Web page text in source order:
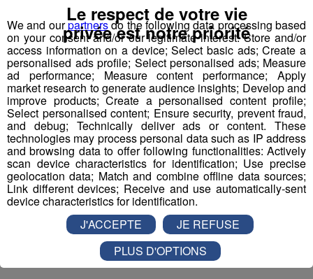
un habitant de la Manche, en Normandie, a reconnu son
bien : il avait en fait acheté ce vélo à un internaute, et
s’inquiétait de ne pas l’avoir reçu.
Il compte bien le récupérer le 21 juillet prochain, quand il
viendra à Albertville assister à l’étape du Tour de France.
Bernard Hinault lui-même pourrait bien lui remettre.
Reste à savoir comment un colis de la taille d’un vélo a
pu se perdre.
Partager sur Facebook
We and ourpartnersdo the following data processing based
on your consent and/or our legitimate interest: Store and/or
access information on a device; Select basic ads; Create a
personalised ads profile; Select personalised ads; Measure
ad performance; Measure content performance; Apply
market research to generate audience insights; Develop and
improve products; Create a personalised content profile;
Select personalised content; Ensure security, prevent fraud,
and debug; Technically deliver ads or content. These
technologies may process personal data such as IP address
and browsing data to offer following functionalities: Actively
scan device characteristics for identification; Use precise
geolocation data; Match and combine offline data sources;
Link different devices; Receive and use automatically-sent
device characteristics for identification.
Le respect de votre vie
privée est notre priorité
J'ACCEPTE
JE REFUSE
PLUS D'OPTIONS